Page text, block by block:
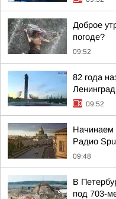
Доброе
погоде?
09:52
82 года
Ленинград
09:52
Начинаем
Радио
09:48
В
под 703-